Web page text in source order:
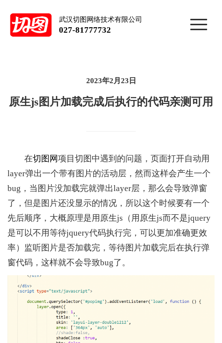
武汉切图网络技术有限公司
027-81777732
2023年2月23日
原生js图片加载完成后执行的代码亲测可用
在切图网项目切图中遇到的问题，页面打开自动用
layer弹出一个带有图片的活动层，然而这样会产生一个
bug，当图片没加载完就弹出layer层，那么会导致弹窗
了，但是图片还没显示的情况，所以这个时候要有一个
先后顺序，大概原理是用原生js（用原生js而不是jquery
是可以不用等待jquery代码执行完，可以更加准确更效
率）监听图片是否加载完，等待图片加载完后在执行弹
窗代码，这样就不会导致bug了。